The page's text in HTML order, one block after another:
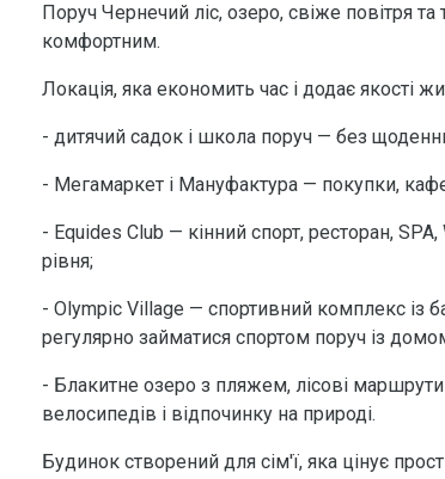
Поруч Чернечий ліс, озеро, свіже повітря
комфортним.
Локація, яка економить час і додає якості
- дитячий садок і школа поруч — без
- Мегамаркет і Мануфактура — покупки,
- Equides Club — кінний спорт, ресторан,
рівня;
- Olympic Village — спортивний комплекс із
регулярно займатися спортом поруч із
- Блакитне озеро з пляжем, лісові
велосипедів і відпочинку на природі.
Будинок створений для сім'ї, яка цінує